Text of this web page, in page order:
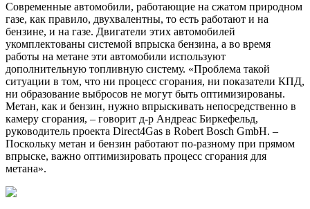
Современные автомобили, работающие на сжатом природном
газе, как правило, двухвалентны, то есть работают и на
бензине, и на газе. Двигатели этих автомобилей
укомплектованы системой впрыска бензина, а во время
работы на метане эти автомобили используют
дополнительную топливную систему. «Проблема такой
ситуации в том, что ни процесс сгорания, ни показатели КПД,
ни образование выбросов не могут быть оптимизированы.
Метан, как и бензин, нужно впрыскивать непосредственно в
камеру сгорания, – говорит д-р Андреас Биркефельд,
руководитель проекта Direct4Gas в Robert Bosch GmbH. –
Поскольку метан и бензин работают по-разному при прямом
впрыске, важно оптимизировать процесс сгорания для
метана».